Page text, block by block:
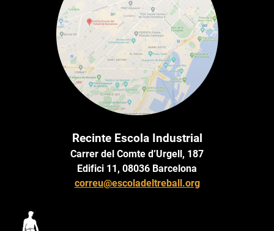
Recinte Escola Industrial
Carrer del Comte d’Urgell, 187
Edifici 11, 08036 Barcelona
correu@escoladeltreball.org